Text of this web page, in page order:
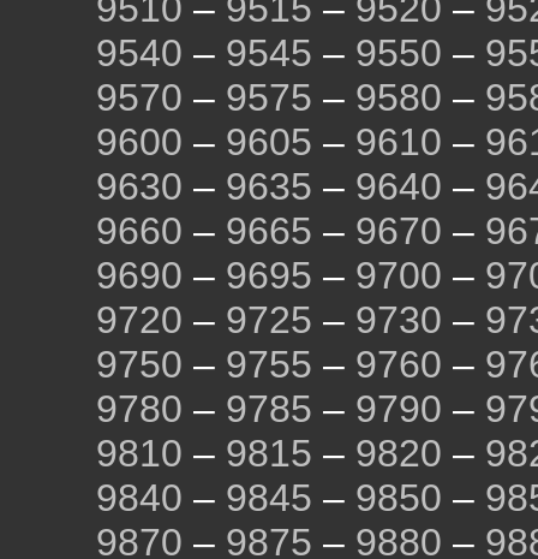
9510 – 9515 – 9520 –
9540 – 9545 – 9550 –
9570 – 9575 – 9580 –
9600 – 9605 – 9610 –
9630 – 9635 – 9640 –
9660 – 9665 – 9670 –
9690 – 9695 – 9700 –
9720 – 9725 – 9730 –
9750 – 9755 – 9760 –
9780 – 9785 – 9790 –
9810 – 9815 – 9820 –
9840 – 9845 – 9850 –
9870 – 9875 – 9880 –